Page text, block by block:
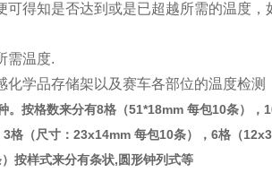
得知是否达到或是已超越所需的温度，
需温度.
学品存储架以及赛车各部位的温度检测
按格数来分有8格（51*18mm 每包10条），
（尺寸：23x14mm 每包10条），6格（
按样式来分有条状,圆形钟列式等